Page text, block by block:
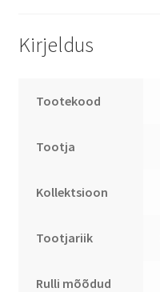
Kirjeldus
Tootekood
Tootja
Kollektsioon
Tootjariik
Rulli mõõdud